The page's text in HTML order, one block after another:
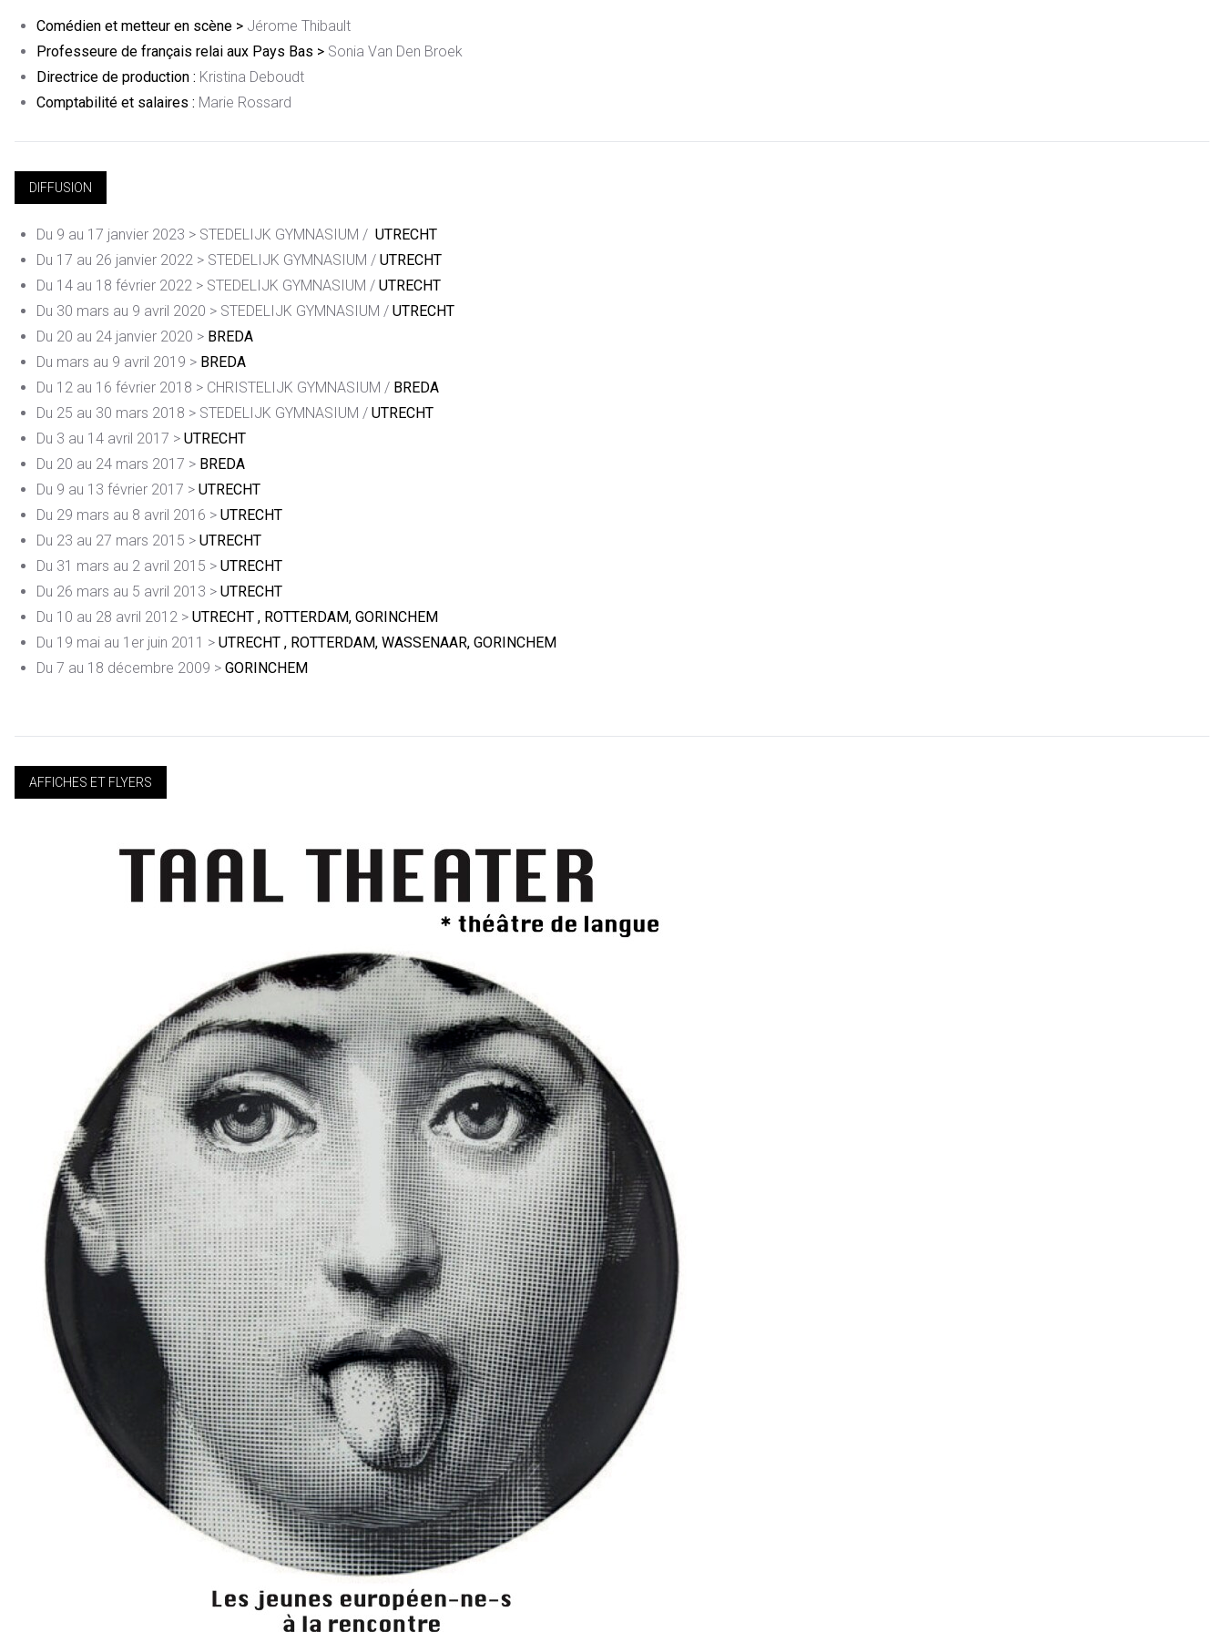
Comédien et metteur en scène > Jérome Thibault
Professeure de français relai aux Pays Bas > Sonia Van Den Broek
Directrice de production : Kristina Deboudt
Comptabilité et salaires : Marie Rossard
DIFFUSION
Du 9 au 17 janvier 2023 > STEDELIJK GYMNASIUM / UTRECHT
Du 17 au 26 janvier 2022 > STEDELIJK GYMNASIUM / UTRECHT
Du 14 au 18 février 2022 > STEDELIJK GYMNASIUM / UTRECHT
Du 30 mars au 9 avril 2020 > STEDELIJK GYMNASIUM / UTRECHT
Du 20 au 24 janvier 2020 > BREDA
Du mars au 9 avril 2019 > BREDA
Du 12 au 16 février 2018 > CHRISTELIJK GYMNASIUM / BREDA
Du 25 au 30 mars 2018 > STEDELIJK GYMNASIUM / UTRECHT
Du 3 au 14 avril 2017 > UTRECHT
Du 20 au 24 mars 2017 > BREDA
Du 9 au 13 février 2017 > UTRECHT
Du 29 mars au 8 avril 2016 > UTRECHT
Du 23 au 27 mars 2015 > UTRECHT
Du 31 mars au 2 avril 2015 > UTRECHT
Du 26 mars au 5 avril 2013 > UTRECHT
Du 10 au 28 avril 2012 > UTRECHT , ROTTERDAM, GORINCHEM
Du 19 mai au 1er juin 2011 > UTRECHT , ROTTERDAM, WASSENAAR, GORINCHEM
Du 7 au 18 décembre 2009 > GORINCHEM
AFFICHES ET FLYERS